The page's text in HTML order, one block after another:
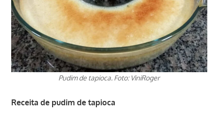
Pudim de tapioca. Foto: ViniRoger
Receita de pudim de tapioca